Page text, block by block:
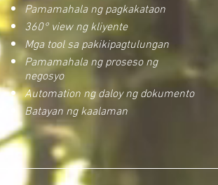
Pamamahala ng pagkakataon
360° view ng kliyente
Mga tool sa pakikipagtulungan
Pamamahala ng proseso ng
negosyo
Automation ng daloy ng dokumento
Batayan ng kaalaman